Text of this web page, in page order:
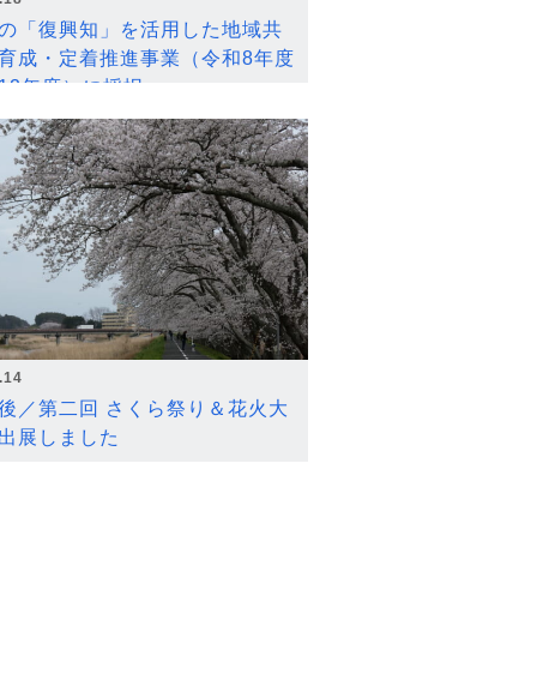
「復興知」を活用した地域共
成・定着推進事業（令和8年度
年度）に採択
／第二回 さくら祭り＆花火大
展しました